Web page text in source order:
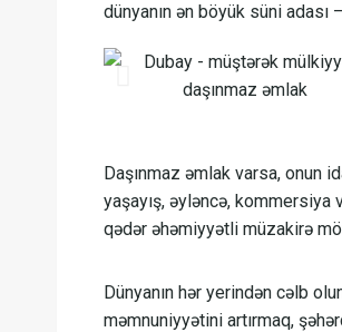
dünyanın ən böyük süni
Daşınmaz əmlak varsa, onun
yaşayış, əyləncə,
qədər əhəmiyyətli müzakirə
Dünyanın hər yerindən cəlb
məmnuniyyətini artırmaq,